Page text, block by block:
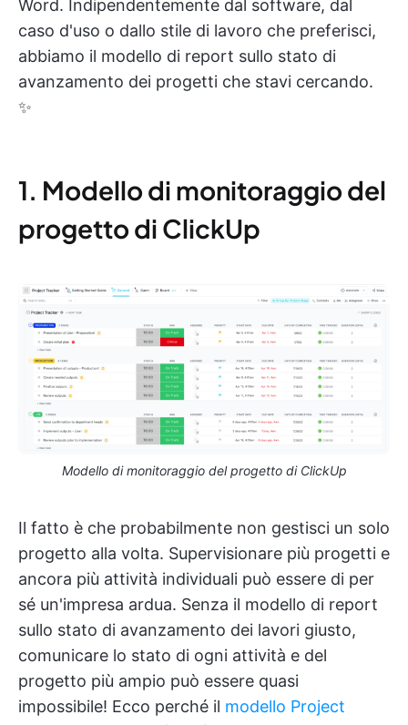
Word. Indipendentemente dal software, dal
caso d'uso o dallo stile di lavoro che preferisci,
abbiamo il modello di report sullo stato di
avanzamento dei progetti che stavi cercando.
✨
1. Modello di monitoraggio del
progetto di ClickUp
Modello di monitoraggio del progetto di ClickUp
Il fatto è che probabilmente non gestisci un solo
progetto alla volta. Supervisionare più progetti e
ancora più attività individuali può essere di per
sé un'impresa ardua. Senza il modello di report
sullo stato di avanzamento dei lavori giusto,
comunicare lo stato di ogni attività e del
progetto più ampio può essere quasi
impossibile! Ecco perché il modello Project